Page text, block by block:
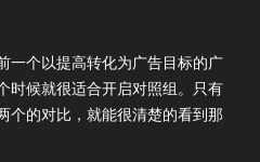
一个以提高转化为广告目标的广
时候就很适合开启对照组。只有
个的对比，就能很清楚的看到那